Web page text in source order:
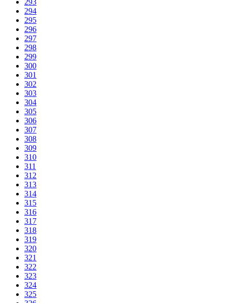
293
294
295
296
297
298
299
300
301
302
303
304
305
306
307
308
309
310
311
312
313
314
315
316
317
318
319
320
321
322
323
324
325